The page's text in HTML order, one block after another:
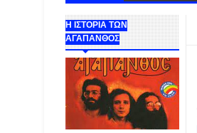
Η ΙΣΤΟΡΙΑ ΤΩΝ
ΑΓΑΠΑΝΘΟΣ